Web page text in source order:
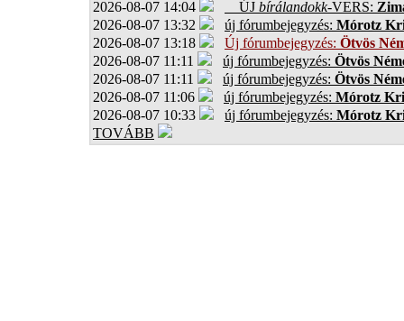
2026-08-07 14:04 ÚJ bírálandokk-VERS:
2026-08-07 13:32
új fórumbejegyzés: Mórotz
2026-08-07 13:18
Új fórumbejegyzés: Ötvös
2026-08-07 11:11
új fórumbejegyzés: Ötvös
2026-08-07 11:11
új fórumbejegyzés: Ötvös
2026-08-07 11:06
új fórumbejegyzés: Mórotz
2026-08-07 10:33
új fórumbejegyzés: Mórotz
TOVÁBB